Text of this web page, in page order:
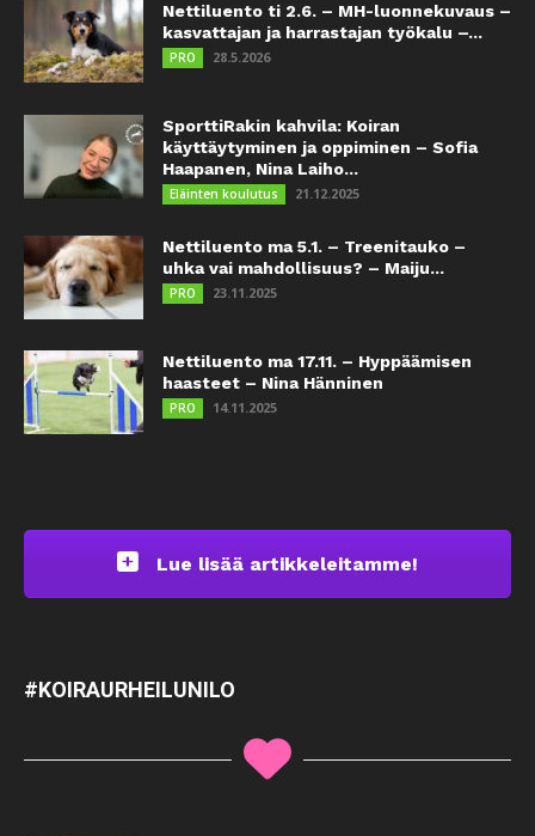
Nettiluento ti 2.6. – MH-luonnekuvaus –
kasvattajan ja harrastajan työkalu –...
PRO 28.5.2026
SporttiRakin kahvila: Koiran
käyttäytyminen ja oppiminen – Sofia
Haapanen, Nina Laiho...
Eläinten koulutus 21.12.2025
Nettiluento ma 5.1. – Treenitauko –
uhka vai mahdollisuus? – Maiju...
PRO 23.11.2025
Nettiluento ma 17.11. – Hyppäämisen
haasteet – Nina Hänninen
PRO 14.11.2025
Lue lisää artikkeleitamme!
#KOIRAURHEILUNILO